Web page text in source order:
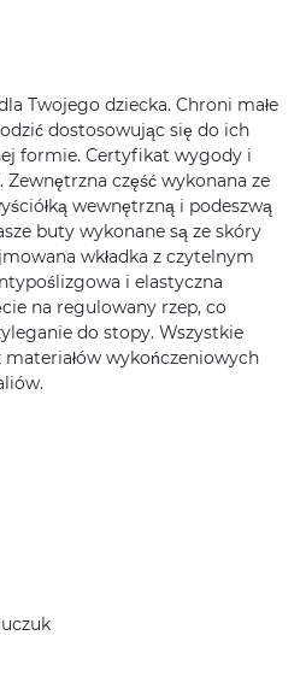
Twojego dziecka. Chroni małe
dostosowując się do ich
formie. Certyfikat wygody i
część wykonana ze
wewnętrzną i podeszwą
buty wykonane są ze skóry
wkładka z czytelnym
i elastyczna
na regulowany rzep, co
do stopy. Wszystkie
materiałów wykończeniowych